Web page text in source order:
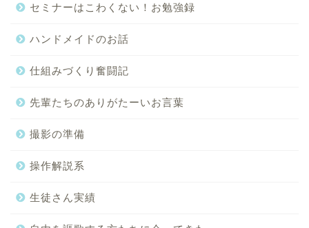
セミナーはこわくない！お勉強録
ハンドメイドのお話
仕組みづくり奮闘記
先輩たちのありがたーいお言葉
撮影の準備
操作解説系
生徒さん実績